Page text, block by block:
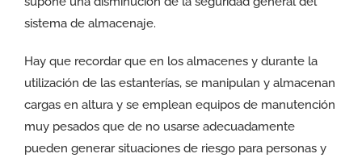
sistema de almacenaje.
Hay que recordar que en los almacenes y durante la
utilización de las estanterías, se manipulan y almacenan
cargas en altura y se emplean equipos de manutención
muy pesados que de no usarse adecuadamente
pueden generar situaciones de riesgo para personas y